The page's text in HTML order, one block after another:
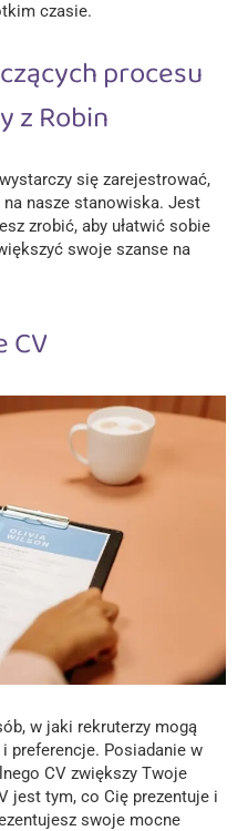
czasie.
procesu
z Robin
się zarejestrować,
nasze stanowiska. Jest
zrobić, aby ułatwić sobie
swoje szanse na
CV
w jaki rekruterzy mogą
preferencje. Posiadanie w
CV zwiększy Twoje
jest tym, co Cię prezentuje i
swoje mocne